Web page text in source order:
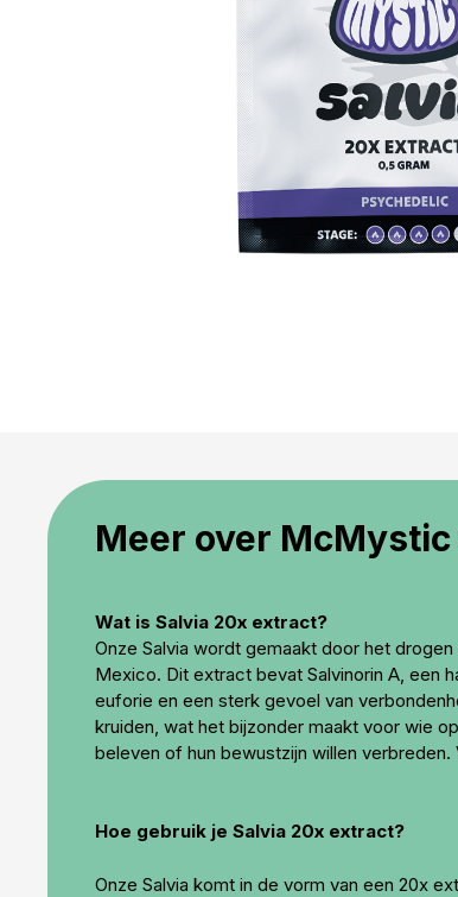
Meer over
Wat is Salvia 20x extract?
Onze Salvia wordt gemaakt door het
Mexico. Dit extract bevat Salvinorin A, een
euforie en een sterk gevoel van
kruiden, wat het bijzonder maakt voor wie
beleven of hun bewustzijn willen
Hoe gebruik je Salvia 20x extract?
Onze Salvia komt in de vorm van een 20x